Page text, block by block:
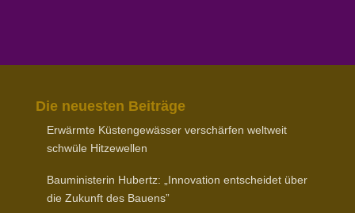
Die neuesten Beiträge
Erwärmte Küsten­ge­wässer verschärfen weltweit
schwüle Hitzewellen
Baumi­nis­terin Hubertz: „Inno­vation entscheidet über
die Zukunft des Bauens”